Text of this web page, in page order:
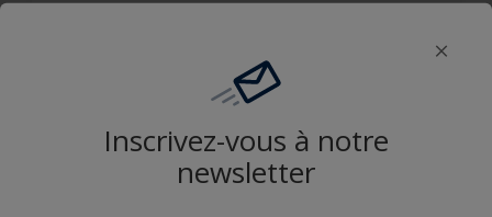
ne s’écaille pas
Très bonne résistance au U.V.
Inscrivez-vous à notre
newsletter